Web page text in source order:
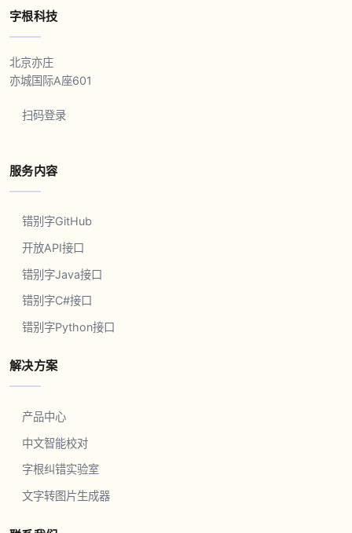
字根科技
北京亦庄
亦城国际A座601
扫码登录
服务内容
错别字GitHub
开放API接口
错别字Java接口
错别字C#接口
错别字Python接口
解决方案
产品中心
中文智能校对
字根纠错实验室
文字转图片生成器